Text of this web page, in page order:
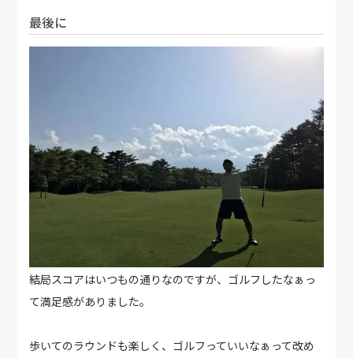
最後に
結局スコアはいつもの通りなのですが、ゴルフしたなぁっ
て満足感がありました。
歩いてのラウンドも楽しく、ゴルフっていいなぁって改め